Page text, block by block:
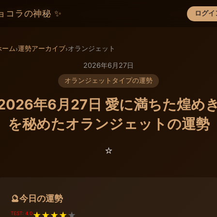
コラの神秘 ✨ ログイ
×
ーム›運勢アーカイブ›オランジェット
2026年6月27日
オランジェットタイプの運勢
年6月27日 愛に満ちた煌め
を秘めたオランジェットの運勢
⭐️
🔮今日の運勢
TEST: 4.0